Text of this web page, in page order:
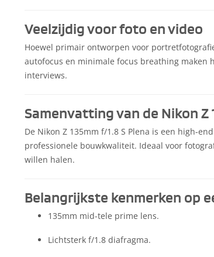
Veelzijdig voor foto en video
Hoewel primair ontworpen voor
autofocus en minimale focus breathing maken
interviews.
Samenvatting van de Nikon Z
De Nikon Z 135mm f/1.8 S Plena is een high-
professionele bouwkwaliteit. Ideaal voor
willen halen.
Belangrijkste kenmerken op
135mm mid-tele prime lens.
Lichtsterk f/1.8 diafragma.